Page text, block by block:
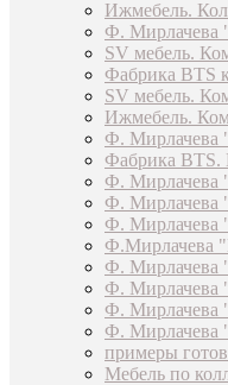
Ижмебель.
Ф. Мирлачева
SV мебель.
Фабрика BTS
SV мебель.
Ижмебель.
Ф. Мирлачева
Фабрика
Ф. Мирлачева
Ф.
Ф. Мирлачева
Ф.Мирлачева
Ф. Мирлачева
Ф. Мирлачева
Ф. Мирлачева
Ф. Мирлачева
примеры
Мебель по